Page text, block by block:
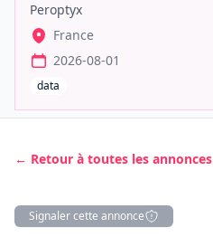
Peroptyx
France
2026-08-01
data
← Retour à toutes les annonces
Signaler cette annonce